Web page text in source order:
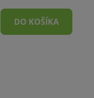
DO KOŠÍKA